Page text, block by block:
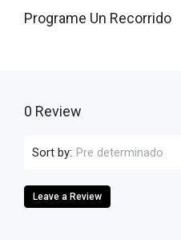
Programe Un Recorrido
0 Review
Sort by: Pre determinado
Leave a Review